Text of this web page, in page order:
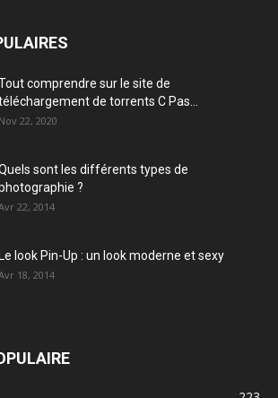
comprendre sur le site de
de torrents C Pas...
Nov 22, 2020
sont les différents types de
?
22, 2014
Le look Pin-Up : un look moderne et sexy
18, 2014